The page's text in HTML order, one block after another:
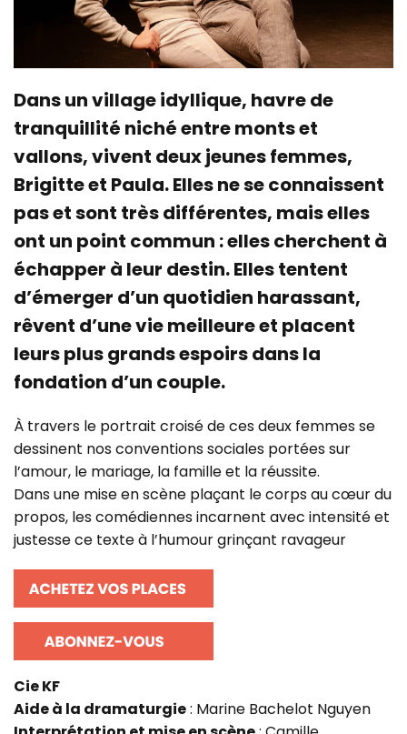
Dans un village idyllique, havre de
tranquillité niché entre monts et
vallons, vivent deux jeunes femmes,
Brigitte et Paula. Elles ne se connaissent
pas et sont très différentes, mais elles
ont un point commun : elles cherchent à
échapper à leur destin. Elles tentent
d’émerger d’un quotidien harassant,
rêvent d’une vie meilleure et placent
leurs plus grands espoirs dans la
fondation d’un couple.
À travers le portrait croisé de ces deux femmes se
dessinent nos conventions sociales portées sur
l’amour, le mariage, la famille et la réussite.
Dans une mise en scène plaçant le corps au cœur du
propos, les comédiennes incarnent avec intensité et
justesse ce texte à l’humour grinçant ravageur
Cie KF
Aide à la dramaturgie: Marine Bachelot Nguyen